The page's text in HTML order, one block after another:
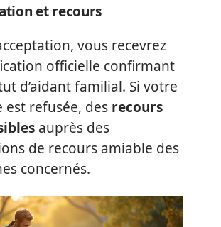
et recours
vous recevrez
officielle confirmant
d’aidant familial. Si votre
est refusée, des recours
auprès des
de recours amiable des
concernés.